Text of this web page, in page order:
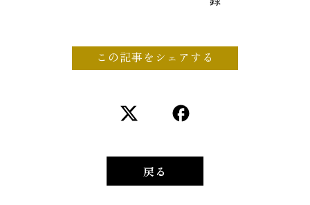
この記事をシェアする
戻る